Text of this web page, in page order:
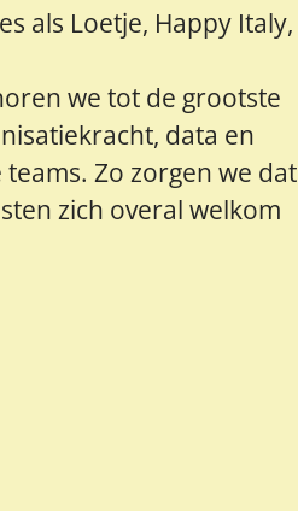
als Loetje, Happy Italy,
we tot de grootste
data en
Zo zorgen we dat
zich overal welkom